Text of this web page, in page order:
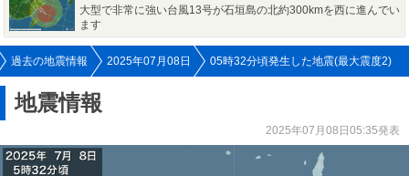
大型で非常に強い台風13号が石垣島の北約300kmを西に進んでい
ます
過去の地震情報 2025年07月08日 05時32分頃発生した地震(最大震度2)
地震情報
2025年07月08日05:35発表